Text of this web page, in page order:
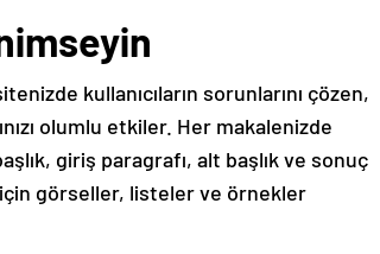
kullanıcıların sorunlarını çözen,
olumlu etkiler. Her makalenizde
giriş paragrafı, alt başlık ve sonuç
görseller, listeler ve örnekler